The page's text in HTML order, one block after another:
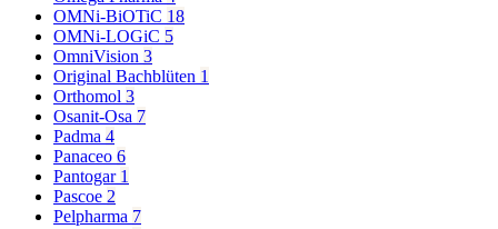
OMNi-BiOTiC 18
OMNi-LOGiC 5
OmniVision 3
Original Bachblüten 1
Orthomol 3
Osanit-Osa 7
Padma 4
Panaceo 6
Pantogar 1
Pascoe 2
Pelpharma 7